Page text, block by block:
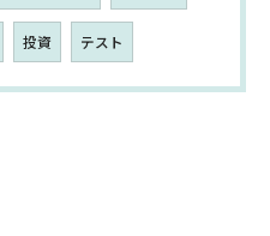
投資 テスト